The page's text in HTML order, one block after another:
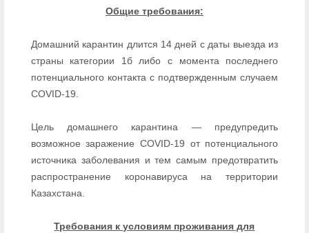
Общие требования:
Домашний карантин длится 14 дней с даты выезда из
страны категории 1б либо с момента последнего
потенциального контакта с подтвержденным случаем
COVID-19.
Цель домашнего карантина — предупредить
возможное заражение COVID-19 от потенциального
источника заболевания и тем самым предотвратить
распространение коронавируса на территории
Казахстана.
Требования к условиям проживания для